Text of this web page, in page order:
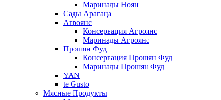
Маринады Ноян
Сады Арагаца
Агроянс
Консервация Агроянс
Маринады Агроянс
Прошян Фуд
Консервация Прошян Фуд
Маринады Прошян Фуд
YAN
te Gusto
Мясные Продукты